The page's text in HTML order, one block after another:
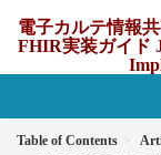
電子カルテ情報
FHIR実装ガイド
Table of Contents